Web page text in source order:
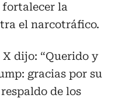
fortalecer la
el narcotráfico.
X dijo: “Querido y
gracias por su
de los